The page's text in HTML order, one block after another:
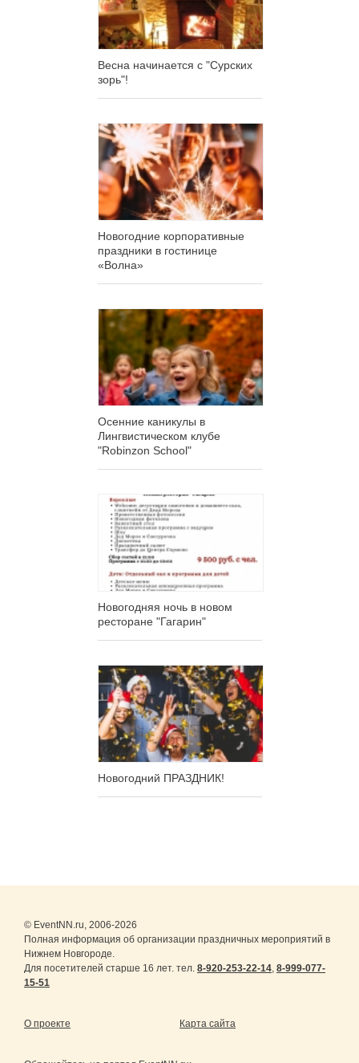
Весна начинается с "Сурских
зорь"!
Новогодние корпоративные
праздники в гостинице
«Волна»
Осенние каникулы в
Лингвистическом клубе
"Robinzon School"
Новогодняя ночь в новом
ресторане "Гагарин"
Новогодний ПРАЗДНИК!
© EventNN.ru, 2006-2026
Полная информация об организации праздничных мероприятий в
Нижнем Новгороде.
Для посетителей старше 16 лет. тел. 8-920-253-22-14 8-999-077-
15-51
О проекте Карта сайта